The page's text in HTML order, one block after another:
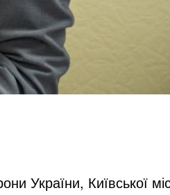
України, Київської